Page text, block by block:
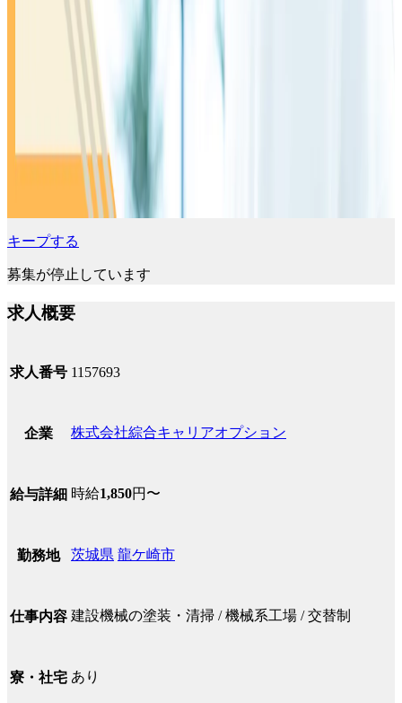
キープする
募集が停止しています
求人概要
求人番号 1157693
企業 株式会社綜合キャリアオプション
給与詳細 時給1,850円〜
勤務地 茨城県 龍ケ崎市
仕事内容 建設機械の塗装・清掃 / 機械系工場 / 交替制
寮・社宅 あり